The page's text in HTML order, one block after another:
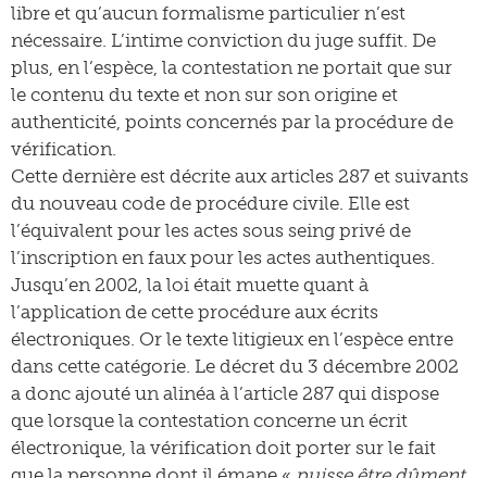
libre et qu’aucun formalisme particulier n’est
nécessaire. L’intime conviction du juge suffit. De
plus, en l’espèce, la contestation ne portait que sur
le contenu du texte et non sur son origine et
authenticité, points concernés par la procédure de
vérification.
Cette dernière est décrite aux articles 287 et suivants
du nouveau code de procédure civile. Elle est
l’équivalent pour les actes sous seing privé de
l’inscription en faux pour les actes authentiques.
Jusqu’en 2002, la loi était muette quant à
l’application de cette procédure aux écrits
électroniques. Or le texte litigieux en l’espèce entre
dans cette catégorie. Le décret du 3 décembre 2002
a donc ajouté un alinéa à l’article 287 qui dispose
que lorsque la contestation concerne un écrit
électronique, la vérification doit porter sur le fait